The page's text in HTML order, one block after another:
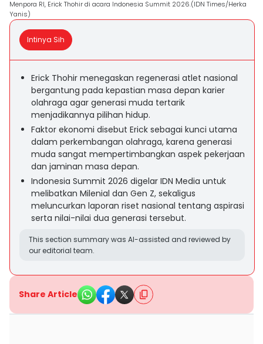
Menpora RI, Erick Thohir di acara Indonesia Summit 2026.(IDN Times/Herka
Yanis)
Intinya Sih
Erick Thohir menegaskan regenerasi atlet nasional
bergantung pada kepastian masa depan karier
olahraga agar generasi muda tertarik
menjadikannya pilihan hidup.
Faktor ekonomi disebut Erick sebagai kunci utama
dalam perkembangan olahraga, karena generasi
muda sangat mempertimbangkan aspek pekerjaan
dan jaminan masa depan.
Indonesia Summit 2026 digelar IDN Media untuk
melibatkan Milenial dan Gen Z, sekaligus
meluncurkan laporan riset nasional tentang aspirasi
serta nilai-nilai dua generasi tersebut.
This section summary was AI-assisted and reviewed by
our editorial team.
Share Article